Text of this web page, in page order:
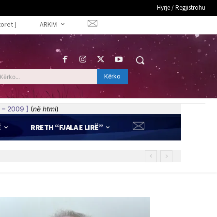
Hyrje / Regjistrohu
] ARKIVI
Kërko... Kërko
2009 ] (në html)
RRETH “FJALA E LIRË”